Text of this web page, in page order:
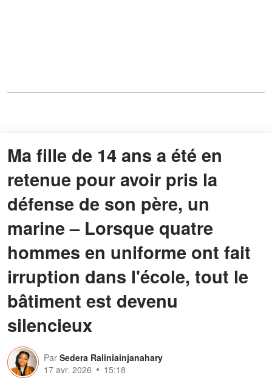
Ma fille de 14 ans a été en
retenue pour avoir pris la
défense de son père, un
marine – Lorsque quatre
hommes en uniforme ont fait
irruption dans l'école, tout le
bâtiment est devenu
silencieux
Par Sedera Raliniainjanahary
17 avr. 2026
15:18